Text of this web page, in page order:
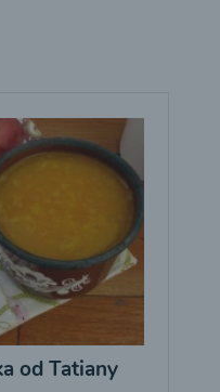
od Tatiany